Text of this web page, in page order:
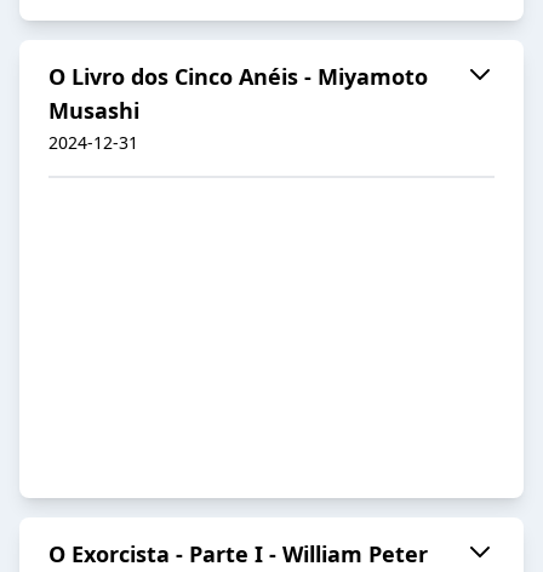
O Livro dos Cinco Anéis - Miyamoto
Musashi
2024-12-31
O Exorcista - Parte I - William Peter